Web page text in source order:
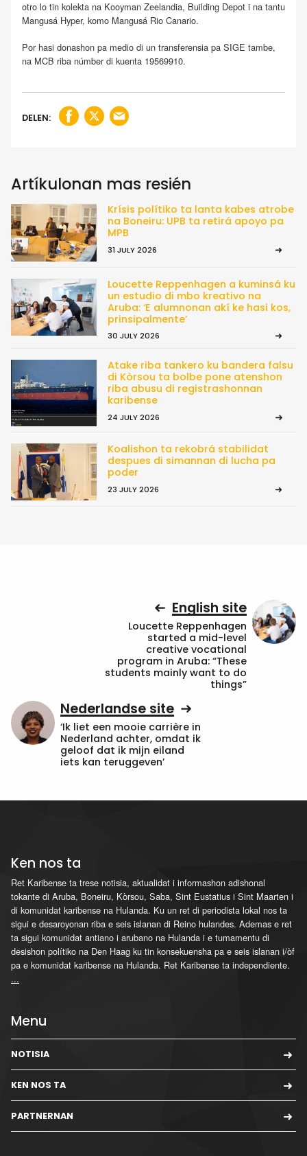
otro lo tin kolekta na Kooyman Zeelandia, Building Depot i na tantu
Mangusá Hyper, komo Mangusá Rio Canario.
Por hasi donashon pa medio di un transferensia pa SIGE tambe,
na MCB riba númber di kuenta 19569910.
DELEN:
Artíkulonan mas resién
Krísis polítiko ta lanta kabes atrobe
na Boneiru: UPB ta retirá apoyo pa
MPB
31 JULY 2026
Loucette Reppenhagen a kuminsá ku
un estudio di mbo kreativo na
Aruba: ‘E alumnonan akí ke hasi kos,
prinsipalmente’
30 JULY 2026
Atake riba tankero ku bandera falsu
di Kòrsou ta bolbe pone atenshon
riba abusu di registrashonnan
karibense
24 JULY 2026
Koalishon ta rekobrá stabilidat
despues di simannan di lucha pa
poder
23 JULY 2026
English site
Loucette Reppenhagen
started a mid-level
creative vocational
program in Aruba: “These
students mainly want to do
things”
Nederlandse site
‘Ik liet een mooie carrière in
Nederland achter, omdat ik
geloof dat ik mijn eiland
iets kan teruggeven’
Ken nos ta
Ret Karibense ta trese notisia, aktualidat i informashon adishonal
tokante di Aruba, Boneiru, Kòrsou, Saba, Sint Eustatius i Sint Maarten i
di komunidat karibense na Hulanda. Ku un ret di periodista lokal nos ta
sigui e desaroyonan riba e seis islanan di Reino hulandes. Ademas e ret
ta sigui komunidat antiano i arubano na Hulanda i e tumamentu di
desishon polítiko na Den Haag ku tin konsekuensha pa e seis islanan i/òf
pa e komunidat karibense na Hulanda. Ret Karibense ta independiente.
...
Menu
NOTISIA
KEN NOS TA
PARTNERNAN